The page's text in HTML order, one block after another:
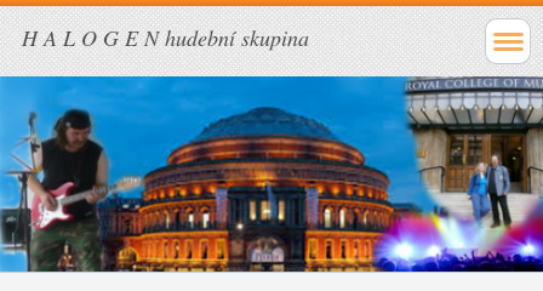
H A L O G E N hudební skupina